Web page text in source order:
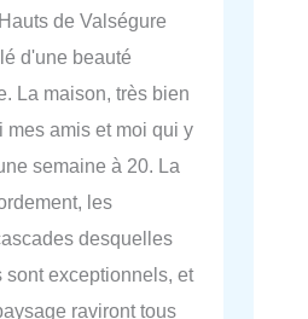
de Valségure
d'une beauté
La maison, très bien
mes amis et moi qui y
semaine à 20. La
les
desquelles
sont exceptionnels, et
raviront tous